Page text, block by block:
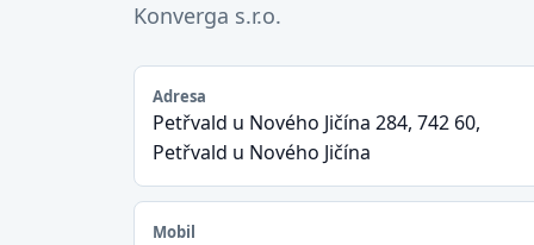
Konverga s.r.o.
Adresa
Petřvald u Nového Jičína 284, 742 60,
Petřvald u Nového Jičína
Mobil